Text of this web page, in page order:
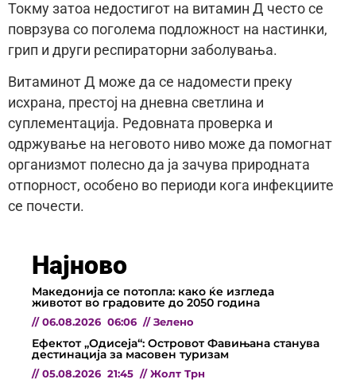
Токму затоа недостигот на витамин Д често се
поврзува со поголема подложност на настинки,
грип и други респираторни заболувања.
Витаминот Д може да се надомести преку
исхрана, престој на дневна светлина и
суплементација. Редовната проверка и
одржување на неговото ниво може да помогнат
организмот полесно да ја зачува природната
отпорност, особено во периоди кога инфекциите
се почести.
Најново
Македонија се потопла: како ќе изгледа
животот во градовите до 2050 година
// 06.08.2026 06:06 // Зелено
Ефектот „Одисеја“: Островот Фавињана станува
дестинација за масовен туризам
// 05.08.2026 21:45 // Жолт Трн